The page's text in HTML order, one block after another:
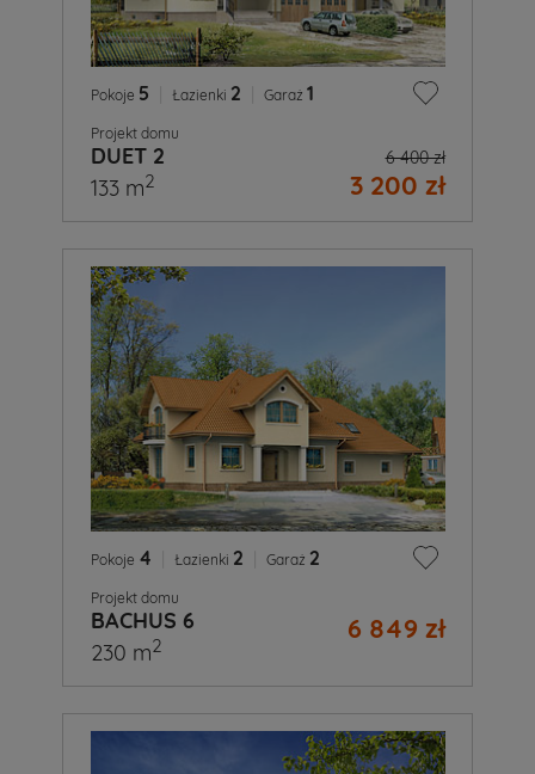
Pokoje 5 Łazienki 2 Garaż 1
Projekt domu
DUET 2 6 400 zł
3 200 zł
133 m2
Pokoje 4 Łazienki 2 Garaż 2
Projekt domu
BACHUS 6 6 849 zł
230 m2